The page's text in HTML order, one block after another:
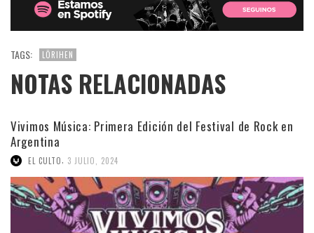
TAGS: LÖRIHEN
NOTAS RELACIONADAS
Vivimos Música: Primera Edición del Festival de Rock en
Argentina
EL CULTO, 3 JULIO, 2024